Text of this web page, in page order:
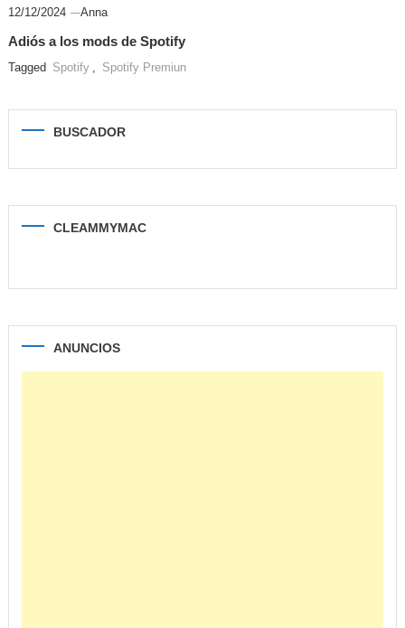
12/12/2024 Anna
Adiós a los mods de Spotify
Tagged Spotify , Spotify Premiun
BUSCADOR
CLEAMMYMAC
ANUNCIOS